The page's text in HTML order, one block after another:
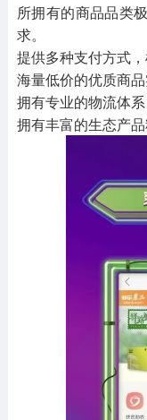
所拥有的商品品类
求。
提供多种支付方式
海量低价的优质商
拥有专业的物流体
拥有丰富的生态产